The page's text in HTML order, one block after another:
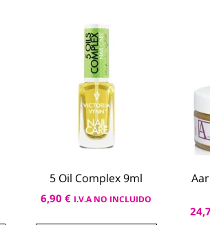
5 Oil Complex 9ml
6,90€ I.V.A NO INCLUIDO